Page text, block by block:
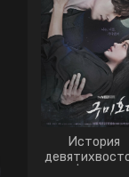
История